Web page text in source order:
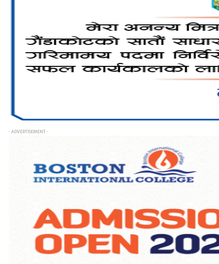
- ADVERTISEMENT -